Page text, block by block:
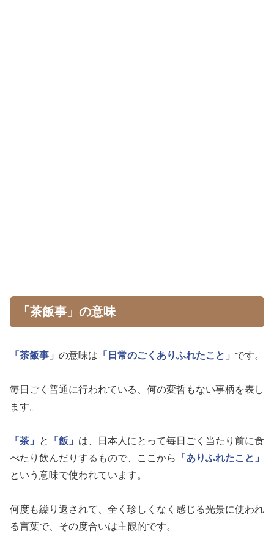
「茶飯事」の意味
「茶飯事」 の意味は 「日常のごくありふれたこと」 です。
毎日ごく普通に行われている、何の変哲もない事柄を表し
ます。
「茶」 と 「飯」 は、日本人にとって毎日ごく当たり前に食
べたり飲んだりするもので、ここから
「ありふれたこと」
という意味で使われています。
何度も繰り返されて、全く珍しくなく感じる光景に使われ
る言葉で、その度合いは主観的です。